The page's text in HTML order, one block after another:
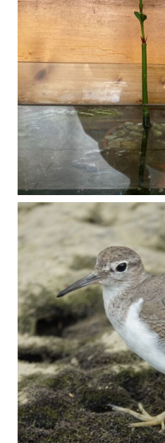
比謝川でよく見られる生き物 「イソシギ」の足に釣り針が(>_<) 比謝川は釣りが可